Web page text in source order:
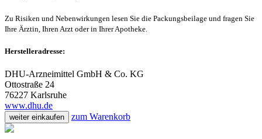
Zu Risiken und Nebenwirkungen lesen Sie die Packungsbeilage und fragen Sie
Ihre Ärztin, Ihren Arzt oder in Ihrer Apotheke.
Herstelleradresse:
DHU-Arzneimittel GmbH & Co. KG
Ottostraße 24
76227 Karlsruhe
www.dhu.de
weiter einkaufen zum Warenkorb